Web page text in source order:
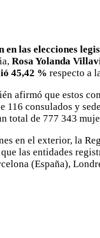
las elecciones
Rosa Yolanda
45,42 % respecto a
afirmó que estos
consulados y
total de 777 343
en el exterior, la
las entidades
(España),